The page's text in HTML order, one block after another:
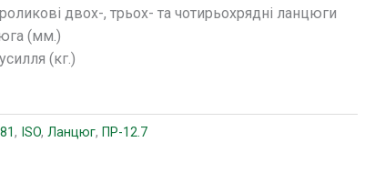
двох-, трьох- та чотирьохрядні ланцюги
(мм.)
(кг.)
, ISO,Ланцюг, ПР-12.7